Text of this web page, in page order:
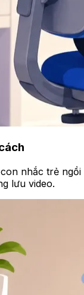
nhắc trẻ
lưu video.